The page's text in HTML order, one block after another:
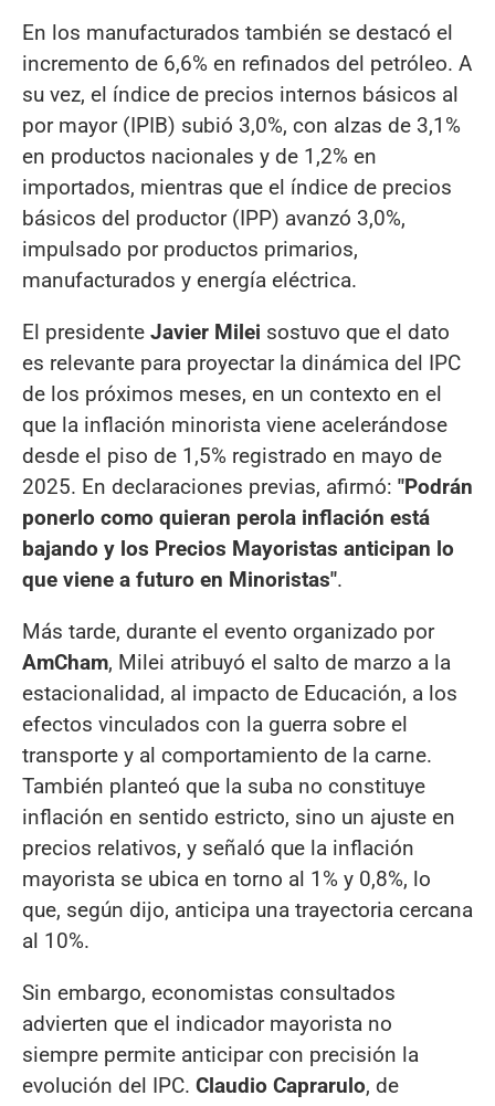
En los manufacturados también se destacó el
incremento de 6,6% en refinados del petróleo. A
su vez, el índice de precios internos básicos al
por mayor (IPIB) subió 3,0%, con alzas de 3,1%
en productos nacionales y de 1,2% en
importados, mientras que el índice de precios
básicos del productor (IPP) avanzó 3,0%,
impulsado por productos primarios,
manufacturados y energía eléctrica.
El presidente Javier Milei sostuvo que el dato
es relevante para proyectar la dinámica del IPC
de los próximos meses, en un contexto en el
que la inflación minorista viene acelerándose
desde el piso de 1,5% registrado en mayo de
2025. En declaraciones previas, afirmó: "Podrán
ponerlo como quieran perola inflación está
bajando y los Precios Mayoristas anticipan lo
que viene a futuro en Minoristas".
Más tarde, durante el evento organizado por
AmCham, Milei atribuyó el salto de marzo a la
estacionalidad, al impacto de Educación, a los
efectos vinculados con la guerra sobre el
transporte y al comportamiento de la carne.
También planteó que la suba no constituye
inflación en sentido estricto, sino un ajuste en
precios relativos, y señaló que la inflación
mayorista se ubica en torno al 1% y 0,8%, lo
que, según dijo, anticipa una trayectoria cercana
al 10%.
Sin embargo, economistas consultados
advierten que el indicador mayorista no
siempre permite anticipar con precisión la
evolución del IPC. Claudio Caprarulo, de